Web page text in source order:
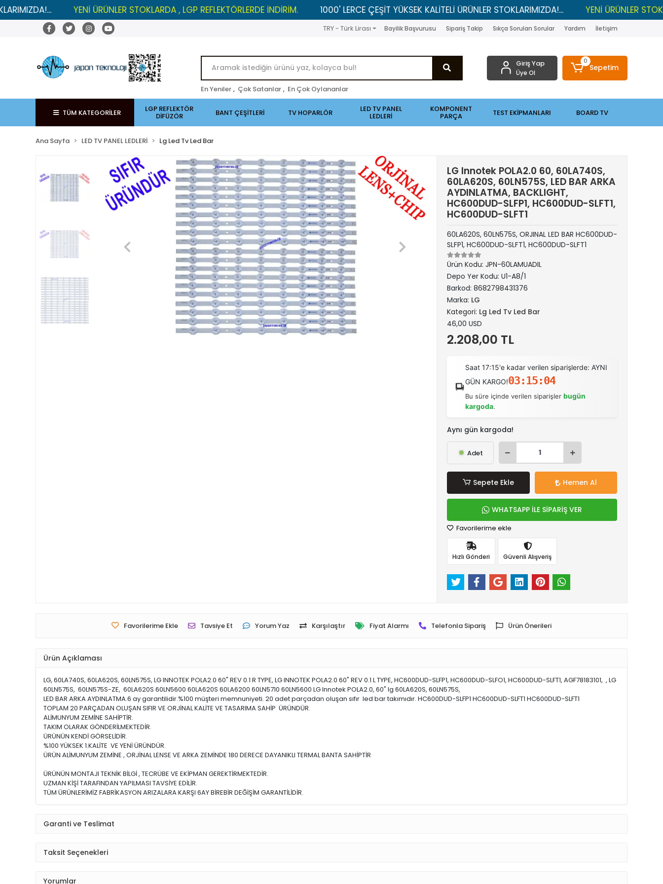
YENİ ÜRÜNLER STOKLARDA , LGP REFLEKTÖRLERDE İNDİRİM. 1000' LERCE ÇEŞİT YÜKSEK KALİTELİ ÜRÜNLER STOKLARIMIZDA!... YENİ ÜRÜNLER STOKLARDA
TRY - Türk Lirası Bayilik Başvurusu Sipariş Takip Sıkça Sorulan Sorular Yardım İletişim
En Yeniler , Çok Satanlar , En Çok Oylananlar
Giriş Yap
Üye Ol
0
Sepetim
TÜM KATEGORİLER LGP REFLEKTÖR
DİFÜZÖR BANT ÇEŞİTLERİ TV HOPARLÖR LED TV PANEL
LEDLERİ
KOMPONENT
PARÇA TEST EKİPMANLARI BOARD TV
Ana Sayfa LED TV PANEL LEDLERİ Lg Led Tv Led Bar
LG Innotek POLA2.0 60, 60LA740S,
60LA620S, 60LN575S, LED BAR ARKA
AYDINLATMA, BACKLIGHT,
HC600DUD-SLFP1, HC600DUD-SLFT1,
HC600DUD-SLFT1
60LA620S, 60LN575S, ORJINAL LED BAR HC600DUD-
SLFP1, HC600DUD-SLFT1, HC600DUD-SLFT1
Ürün Kodu: JPN-60LAMUADIL
Depo Yer Kodu: U1-A8/1
Barkod: 8682798431376
Marka: LG
Kategori: Lg Led Tv Led Bar
46,00 USD
2.208,00 TL
Saat 17:15'e kadar verilen siparişlerde: AYNI
GÜN KARGO!03:15:03
Bu süre içinde verilen siparişler bugün
kargoda.
Aynı gün kargoda!
Adet
Sepete Ekle Hemen Al
WHATSAPP İLE SİPARİŞ VER
Favorilerime ekle
Hızlı Gönderi Güvenli Alışveriş
Favorilerime Ekle Tavsiye Et Yorum Yaz Karşılaştır Fiyat Alarmı Telefonla Sipariş Ürün Önerileri
Ürün Açıklaması
LG, 60LA740S, 60LA620S, 60LN575S, LG INNOTEK POLA2.0 60" REV 0.1 R TYPE, LG INNOTEK POLA2.0 60" REV 0.1 L TYPE, HC600DUD-SLFP1, HC600DUD-SLFO1, HC600DUD-SLFT1, AGF78183101, , LG
60LN575S, 60LN575S-ZE, 60LA620S 60LN5600 60LA620S 60LA6200 60LN5710 60LN5600 LG Innotek POLA2.0, 60" lg 60LA620S, 60LN575S,
LED BAR ARKA AYDINLATMA.6 ay garantilidir.%100 müşteri memnuniyeti. 20 adet parçadan oluşan sıfır led bar takımıdır. HC600DUD-SLFP1 HC600DUD-SLFT1 HC600DUD-SLFT1
TOPLAM 20 PARÇADAN OLUŞAN SIFIR VE ORJİNAL KALİTE VE TASARIMA SAHİP ÜRÜNDÜR.
ALİMUNYUM ZEMİNE SAHİPTİR.
TAKIM OLARAK GÖNDERİLMEKTEDİR.
ÜRÜNÜN KENDİ GÖRSELİDİR.
%100 YÜKSEK 1.KALİTE VE YENİ ÜRÜNDÜR.
ÜRÜN ALİMUNYUM ZEMİNE , ORJİNAL LENSE VE ARKA ZEMİNDE 180 DERECE DAYANIKLI TERMAL BANTA SAHİPTİR
ÜRÜNÜN MONTAJI TEKNİK BİLGİ , TECRÜBE VE EKİPMAN GEREKTİRMEKTEDİR.
UZMAN KİŞİ TARAFINDAN YAPILMASI TAVSİYE EDİLİR.
TÜM ÜRÜNLERİMİZ FABRİKASYON ARIZALARA KARŞI 6AY BİREBİR DEĞİŞİM GARANTİLİDİR.
Garanti ve Teslimat
Taksit Seçenekleri
Yorumlar